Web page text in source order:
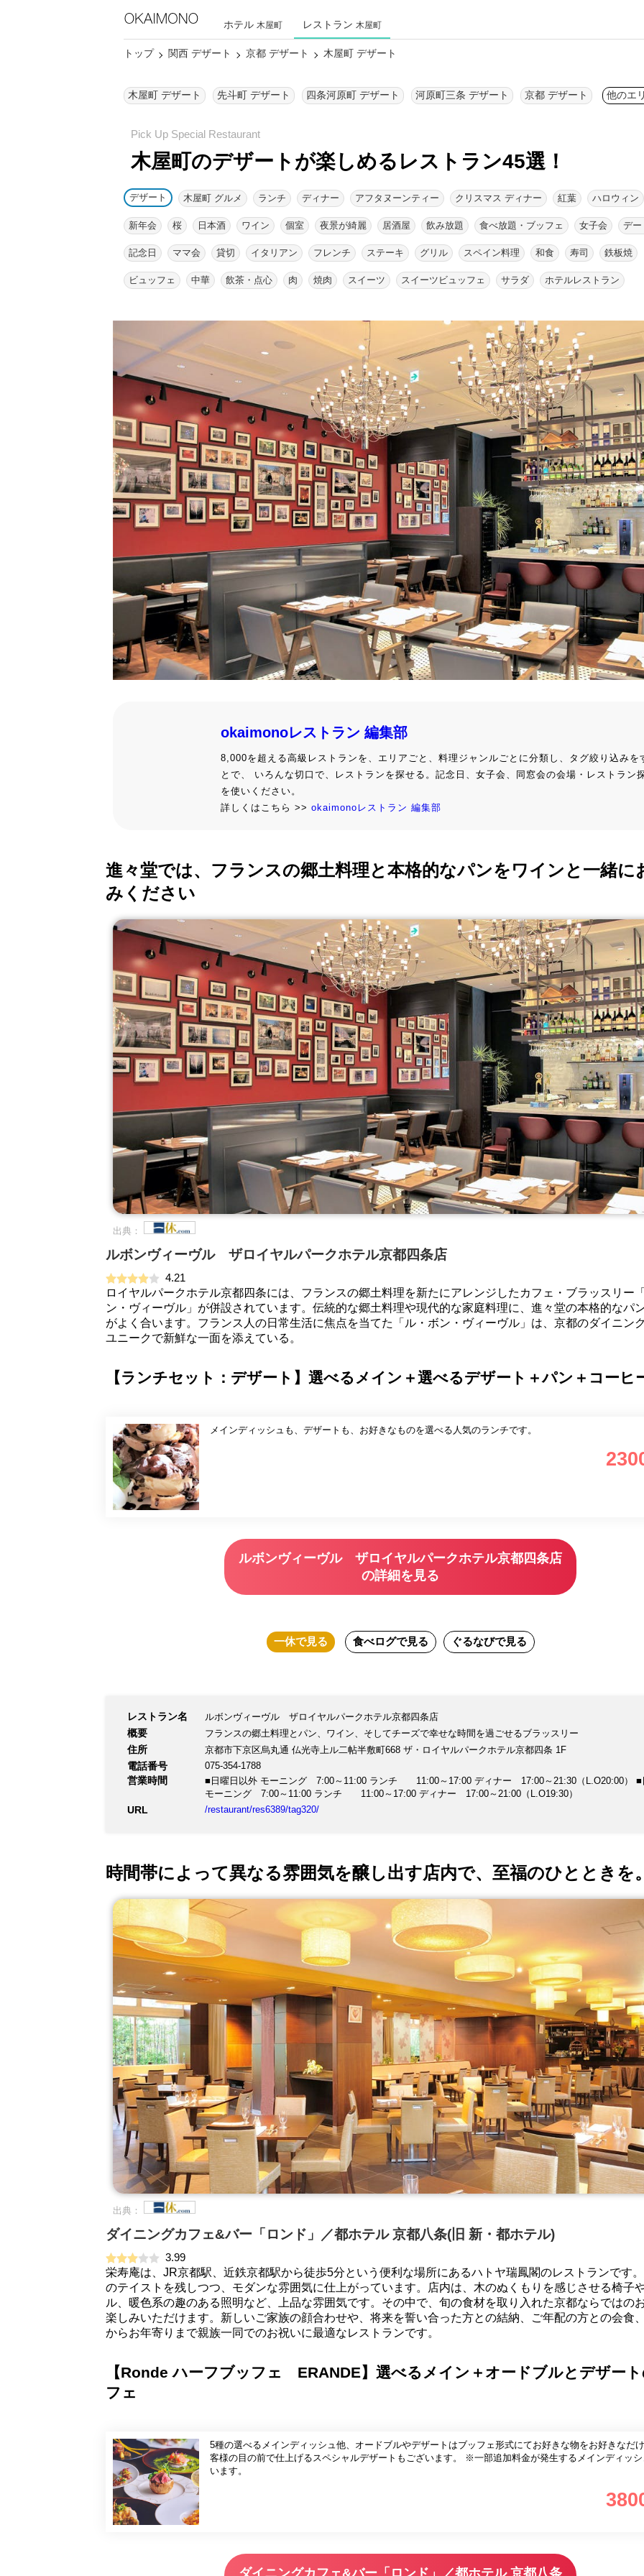
ホテル 木屋町 レストラン 木屋町
トップ 関西 デザート 京都 デザート 木屋町 デザート
木屋町 デザート 先斗町 デザート 四条河原町 デザート 河原町三条 デザート 京都 デザート 他のエ
木屋町のデザートが楽しめるレストラン45選！
デザート 木屋町 グルメ ランチ ディナー アフタヌーンティー クリスマス ディナー 紅葉 ハロウィン
新年会 桜 日本酒 ワイン 個室 夜景が綺麗 居酒屋 飲み放題 食べ放題・ブッフェ 女子会 デー
記念日 ママ会 貸切 イタリアン フレンチ ステーキ グリル スペイン料理 和食 寿司 鉄板焼
ビュッフェ 中華 飲茶・点心 肉 焼肉 スイーツ スイーツビュッフェ サラダ ホテルレストラン
okaimonoレストラン 編集部
8,000を超える高級レストランを、エリアごと、料理ジャンルごとに分類し、タグ絞り込みを
とで、 いろんな切口で、レストランを探せる。記念日、女子会、同窓会の会場・レストラン
を使いください。
詳しくはこちら >> okaimonoレストラン 編集部
進々堂では、フランスの郷土料理と本格的なパンをワインと一緒に
みください
出典：
ルボンヴィーヴル ザロイヤルパークホテル京都四条店
4.21
ロイヤルパークホテル京都四条には、フランスの郷土料理を新たにアレンジしたカフェ・ブラッスリー
ン・ヴィーヴル」が併設されています。伝統的な郷土料理や現代的な家庭料理に、進々堂の本格的なパ
がよく合います。フランス人の日常生活に焦点を当てた「ル・ボン・ヴィーヴル」は、京都のダイニン
ユニークで新鮮な一面を添えている。
【ランチセット：デザート】選べるメイン＋選べるデザート＋パン＋コーヒ
メインディッシュも、デザートも、お好きなものを選べる人気のランチです。
ルボンヴィーヴル ザロイヤルパークホテル京都四条店
の詳細を見る
一休で見る 食べログで見る ぐるなびで見る
レストラン名 ルボンヴィーヴル ザロイヤルパークホテル京都四条店
概要 フランスの郷土料理とパン、ワイン、そしてチーズで幸せな時間を過ごせるブラッスリー
住所 京都市下京区烏丸通 仏光寺上ル二帖半敷町668 ザ・ロイヤルパークホテル京都四条 1F
電話番号 075-354-1788
営業時間
■日曜日以外 モーニング 7:00～11:00 ランチ 11:00～17:00 ディナー 17:00～21:30（L.O20:00） ■日曜日
モーニング 7:00～11:00 ランチ 11:00～17:00 ディナー 17:00～21:00（L.O19:30）
URL /restaurant/res6389/tag320/
時間帯によって異なる雰囲気を醸し出す店内で、至福のひとときを
出典：
ダイニングカフェ&バー「ロンド」／都ホテル 京都八条(旧 新・都ホテル)
3.99
栄寿庵は、JR京都駅、近鉄京都駅から徒歩5分という便利な場所にあるハトヤ瑞鳳閣のレストランです
のテイストを残しつつ、モダンな雰囲気に仕上がっています。店内は、木のぬくもりを感じさせる椅子
ル、暖色系の趣のある照明など、上品な雰囲気です。その中で、旬の食材を取り入れた京都ならではの
楽しみいただけます。新しいご家族の顔合わせや、将来を誓い合った方との結納、ご年配の方との会食
からお年寄りまで親族一同でのお祝いに最適なレストランです。
【Ronde ハーフブッフェ ERANDE】選べるメイン＋オードブルとデザー
フェ
5種の選べるメインディッシュ他、オードブルやデザートはブッフェ形式にてお好きな物をお好きなだ
客様の目の前で仕上げるスペシャルデザートもございます。 ※一部追加料金が発生するメインディッ
います。
ダイニングカフェ&バー「ロンド」／都ホテル 京都八条